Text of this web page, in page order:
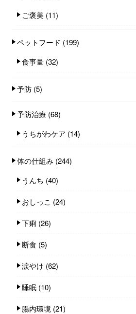
ご褒美 (11)
ペットフード (199)
食事量 (32)
予防 (5)
予防治療 (68)
うちがわケア (14)
体の仕組み (244)
うんち (40)
おしっこ (24)
下痢 (26)
断食 (5)
涙やけ (62)
睡眠 (10)
腸内環境 (21)